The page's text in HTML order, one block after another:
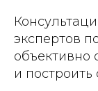
экспертов
объективно
и